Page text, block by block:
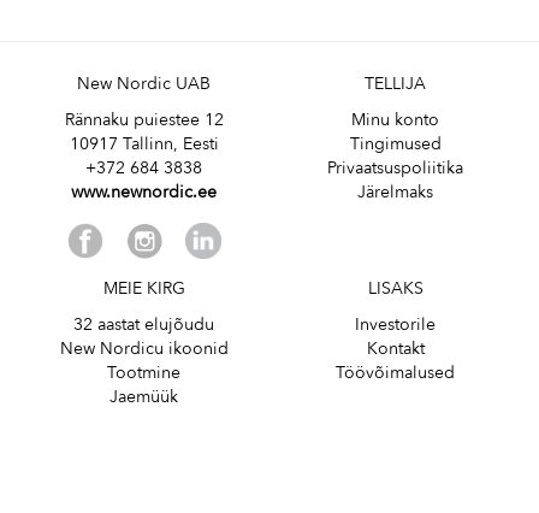
New Nordic UAB
Rännaku puiestee 12
10917 Tallinn, Eesti
+372 684 3838
www.newnordic.ee
TELLIJA
Minu konto
Tingimused
Privaatsuspoliitika
Järelmaks
MEIE KIRG
32 aastat elujõudu
New Nordicu ikoonid
Tootmine
Jaemüük
LISAKS
Investorile
Kontakt
Töövõimalused